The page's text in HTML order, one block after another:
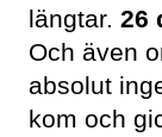
längtar. 26
Och även
absolut
kom och